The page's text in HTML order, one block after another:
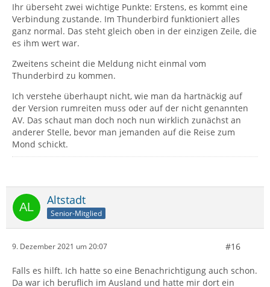
Ihr überseht zwei wichtige Punkte: Erstens, es kommt eine
Verbindung zustande. Im Thunderbird funktioniert alles
ganz normal. Das steht gleich oben in der einzigen Zeile, die
es ihm wert war.
Zweitens scheint die Meldung nicht einmal vom
Thunderbird zu kommen.
Ich verstehe überhaupt nicht, wie man da hartnäckig auf
der Version rumreiten muss oder auf der nicht genannten
AV. Das schaut man doch noch nun wirklich zunächst an
anderer Stelle, bevor man jemanden auf die Reise zum
Mond schickt.
Altstadt
Senior-Mitglied
9. Dezember 2021 um 20:07 #16
Falls es hilft. Ich hatte so eine Benachrichtigung auch schon.
Da war ich beruflich im Ausland und hatte mir dort ein